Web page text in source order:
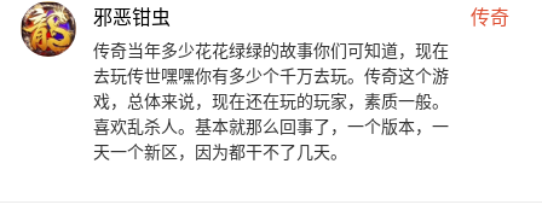
邪恶钳虫 传奇
传奇当年多少花花绿绿的故事你们可知道，现在
去玩传世嘿嘿你有多少个千万去玩。传奇这个游
戏，总体来说，现在还在玩的玩家，素质一般。
喜欢乱杀人。基本就那么回事了，一个版本，一
天一个新区，因为都干不了几天。